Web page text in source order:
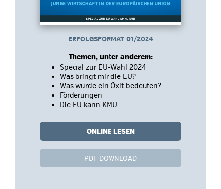
ERFOLGSFORMAT 01/2024
Themen, unter anderem:
Special zur EU-Wahl 2024
Was bringt mir die EU?
Was würde ein Öxit bedeuten?
Förderungen
Die EU kann KMU
ONLINE LESEN
PDF DOWNLOAD